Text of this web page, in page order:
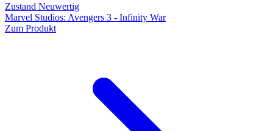
Zustand Neuwertig
Marvel Studios: Avengers 3 - Infinity War
Zum Produkt